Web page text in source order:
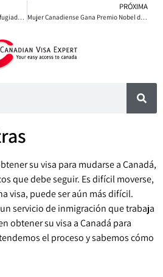
Ofrecen Empleos en Canadá a Refugiados Calificados que Viven en el Extranjero
PRÓXIMA
Mujer Canadiense Gana Premio Nobel de Investigación en Física Láser
su visa para mudarse a Canadá,
que debe seguir. Es difícil moverse,
visa, puede ser aún más difícil.
servicio de inmigración que trabaja
obtener su visa a Canadá para
el proceso y sabemos cómo